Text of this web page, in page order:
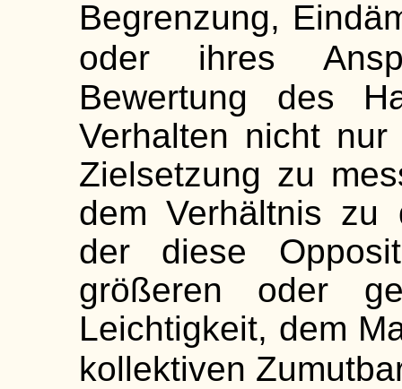
Begrenzung,
oder ihres
Bewertung des
Verhalten nicht
Zielsetzung zu
dem Verhältnis zu
der diese
größeren oder
Leichtigkeit, dem
kollektiven